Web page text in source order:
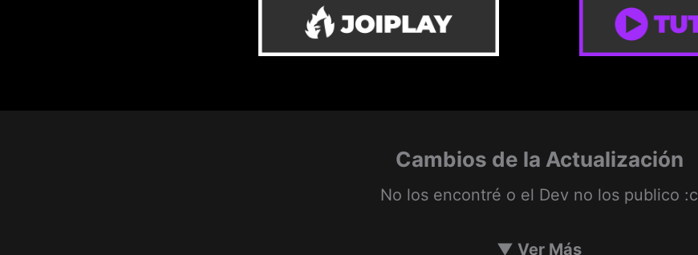
Cambios de la Actualización
No los encontré o el Dev no los publico :c
▼ Ver Más